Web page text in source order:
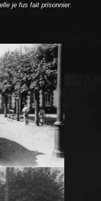
je fus fait prisonnier.